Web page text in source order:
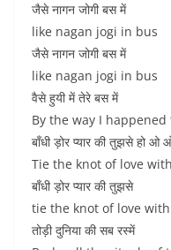
जैसे नागन जोगी बस में
like nagan jogi in bus
जैसे नागन जोगी बस में
like nagan jogi in bus
वैसे हुयी में तेरे बस में
By the way I
बाँधी ड़ोर प्यार की तुझसे हो
Tie the knot of love
बाँधी ड़ोर प्यार की तुझसे
tie the knot of love
तोड़ी दुनिया की सब रस्में